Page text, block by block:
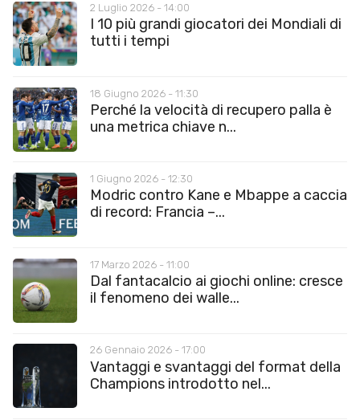
2 Luglio 2026 - 14:00
I 10 più grandi giocatori dei Mondiali di
tutti i tempi
18 Giugno 2026 - 11:30
Perché la velocità di recupero palla è
una metrica chiave n...
1 Giugno 2026 - 12:30
Modric contro Kane e Mbappe a caccia
di record: Francia –...
17 Marzo 2026 - 11:00
Dal fantacalcio ai giochi online: cresce
il fenomeno dei walle...
26 Gennaio 2026 - 17:00
Vantaggi e svantaggi del format della
Champions introdotto nel...